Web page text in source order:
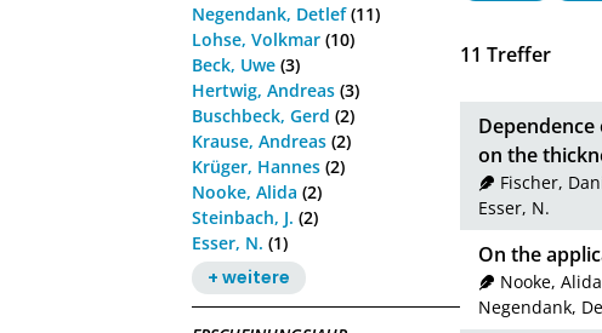
Negendank, Detlef(11)
Lohse, Volkmar (10)
Beck, Uwe (3)
Hertwig, Andreas (3)
Buschbeck, Gerd (2)
Krause, Andreas (2)
Krüger, Hannes (2)
Nooke, Alida (2)
Steinbach, J. (2)
Esser, N. (1)
+ weitere
11 Treffer
on the
Fischer,
Esser, N.
On the
Nooke, Alida
Negendank,